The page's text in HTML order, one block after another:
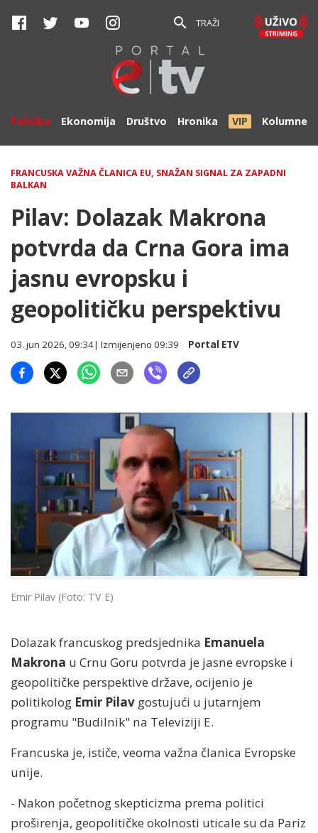
TRAŽI
Politika Ekonomija Društvo Hronika VIP Kolumne
FRANCUSKA VAŽNA ČLANICA EU, SNAŽAN SIGNAL ZA ZAPADNI
BALKAN
Pilav: Dolazak Makrona
potvrda da Crna Gora ima
jasnu evropsku i
geopolitičku perspektivu
03. jun 2026, 09:34| Izmijenjeno 09:39 Portal ETV
Emir Pilav (Foto: TV E)
Dolazak francuskog predsjednika Emanuela
Makrona u Crnu Goru potvrda je jasne evropske i
geopolitičke perspektive države, ocijenio je
politikolog Emir Pilav gostujući u jutarnjem
programu "Budilnik" na Televiziji E.
Francuska je, ističe, veoma važna članica Evropske
unije.
- Nakon početnog skepticizma prema politici
proširenja, geopolitičke okolnosti uticale su da Pariz